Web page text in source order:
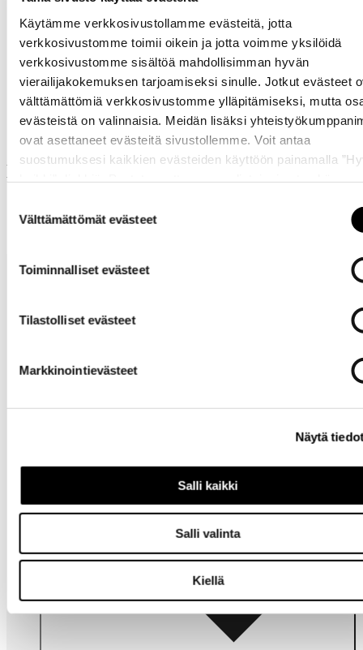
Käytämme verkkosivustollamme evästeitä, jotta
verkkosivustomme toimii oikein ja jotta voimme yksilöidä
verkkosivustomme sisältöä mahdollisimman hyvän
vierailijakokemuksen tarjoamiseksi sinulle. Jotkut evästeet
välttämättömiä verkkosivustomme ylläpitämiseksi, mutta
evästeistä on valinnaisia. Meidän lisäksi
ovat asettaneet evästeitä sivustollemme. Voit antaa
suostumuksesi kaikkien evästeiden käyttöön painamalla
valinta
Välttämättömät evästeet
Toiminnalliset evästeet
Tilastolliset evästeet
Markkinointievästeet
Näytä
Salli kaikki
Salli valinta
Kiellä
Samankaltaisia tuotteita
Muut ostivat myös
Omat